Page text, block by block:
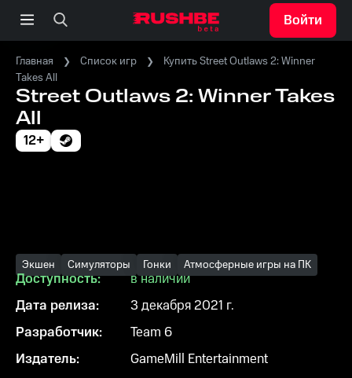
Войти
Главная Список игр
Купить Street Outlaws 2: Winner
Takes All
Street Outlaws 2: Winner Takes
All
12+
Экшен Симуляторы Гонки Атмосферные игры на ПК
Доступность:
в наличии
Дата релиза:
3 декабря 2021 г.
Разработчик:
Team 6
Издатель:
GameMill Entertainment